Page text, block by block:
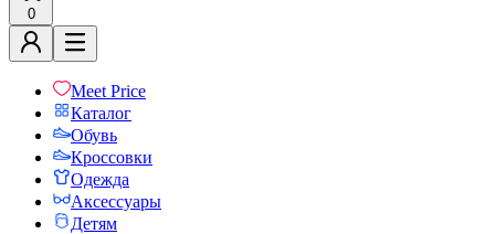
0
Meet Price
Каталог
Обувь
Кроссовки
Одежда
Аксессуары
Детям